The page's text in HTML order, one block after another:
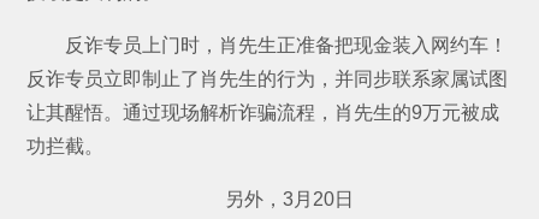
反诈专员上门时，肖先生正准备把现金装入网约车！
反诈专员立即制止了肖先生的行为，并同步联系家属试图
让其醒悟。通过现场解析诈骗流程，肖先生的9万元被成
功拦截。
另外，3月20日